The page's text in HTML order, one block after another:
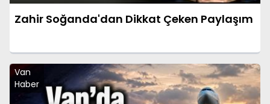
Zahir Soğanda'dan Dikkat Çeken Paylaşım
Van
Haber